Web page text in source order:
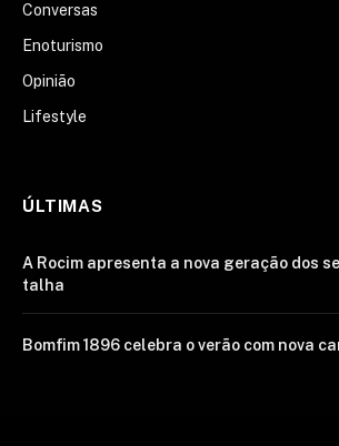
Conversas
Enoturismo
Opinião
Lifestyle
ÚLTIMAS
A Rocim apresenta a nova geração dos
talha
Bomfim 1896 celebra o verão com nova